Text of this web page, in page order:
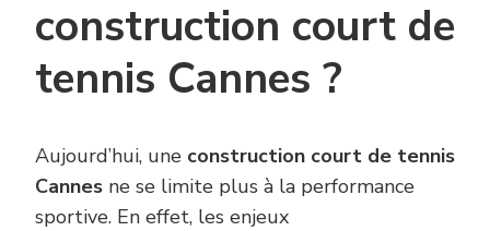
construction court de
tennis Cannes ?
Aujourd’hui, une construction court de tennis
Cannes ne se limite plus à la performance
sportive. En effet, les enjeux